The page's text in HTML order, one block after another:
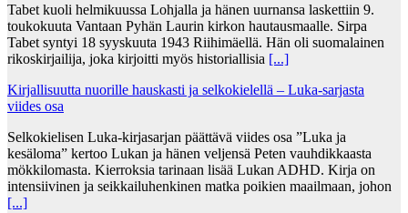
Tabet kuoli helmikuussa Lohjalla ja hänen uurnansa laskettiin 9.
toukokuuta Vantaan Pyhän Laurin kirkon hautausmaalle. Sirpa
Tabet syntyi 18 syyskuuta 1943 Riihimäellä. Hän oli suomalainen
rikoskirjailija, joka kirjoitti myös historiallisia [...]
Kirjallisuutta nuorille hauskasti ja selkokielellä – Luka-sarjasta
viides osa
Selkokielisen Luka-kirjasarjan päättävä viides osa ”Luka ja
kesäloma” kertoo Lukan ja hänen veljensä Peten vauhdikkaasta
mökkilomasta. Kierroksia tarinaan lisää Lukan ADHD. Kirja on
intensiivinen ja seikkailuhenkinen matka poikien maailmaan, johon
[...]